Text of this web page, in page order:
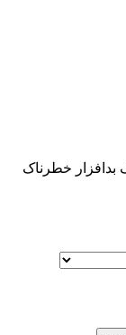
بدافزار خطرناک